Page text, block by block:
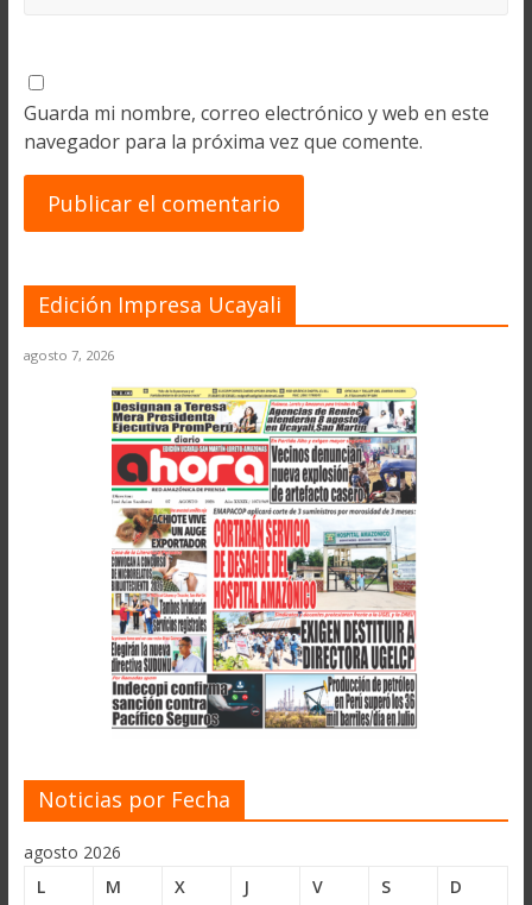
Guarda mi nombre, correo electrónico y web en este
navegador para la próxima vez que comente.
Edición Impresa Ucayali
agosto 7, 2026
Noticias por Fecha
agosto 2026
L
M X J V S
D